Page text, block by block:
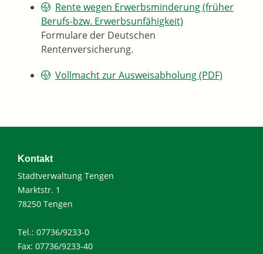
Rente wegen Erwerbsminderung (früher
Berufs-bzw. Erwerbsunfähigkeit)
Formulare der Deutschen
Rentenversicherung.
Vollmacht zur Ausweisabholung (PDF)
Kontakt
Stadtverwaltung Tengen
Marktstr. 1
78250 Tengen
Tel.: 07736/9233-0
Fax: 07736/9233-40